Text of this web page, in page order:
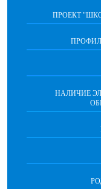
ПРОЕКТ
НАЛИЧИЕ